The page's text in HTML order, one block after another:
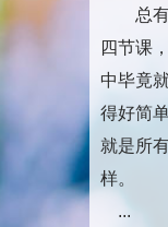
总有
四节课
中毕竟
得好简
就是所
样。
...